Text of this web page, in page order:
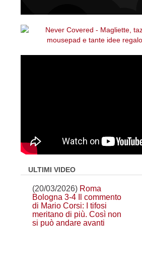
ULTIMI VIDEO
(20/03/2026) Roma
Bologna 3-4 Il commento
di Mario Corsi: I tifosi
meritano di più. Così non
si può andare avanti